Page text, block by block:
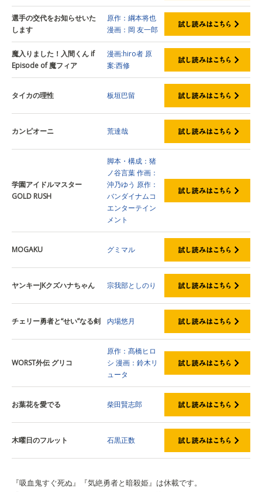
選手の交代をお知らせいた
します
原作：綱本将也
漫画：岡 友一郎
魔入りました！入間くん if
Episode of 魔フィア
漫画:hiro者 原
案:西修
タイカの理性 板垣巴留
カンピオーニ 荒達哉
学園アイドルマスター
GOLD RUSH
脚本・構成：猪
ノ谷言葉作画：
沖乃ゆう 原作：
バンダイナムコ
エンターテイン
メント
MOGAKU グミマル
ヤンキーJKクズハナちゃん 宗我部としのり
チェリー勇者と“せい”なる剣 内場悠月
WORST外伝 グリコ
原作：髙橋ヒロ
シ 漫画：鈴木リ
ュータ
お葉花を愛でる 柴田賢志郎
木曜日のフルット 石黒正数
『吸血鬼すぐ死ぬ』『気絶勇者と暗殺姫』は休載です。